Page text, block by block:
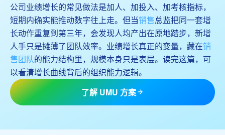
公司业绩增长的常见做法是加人、加投入、加考核指标，
短期内确实能推动数字往上走。但当销售总监把同一套增
长动作重复到第三年，会发现人均产出在原地踏步，新增
人手只是摊薄了团队效率。业绩增长真正的变量，藏在销
售团队的能力结构里，规模本身只是表层。读完这篇，可
以看清增长曲线背后的组织能力逻辑。
了解 UMU 方案